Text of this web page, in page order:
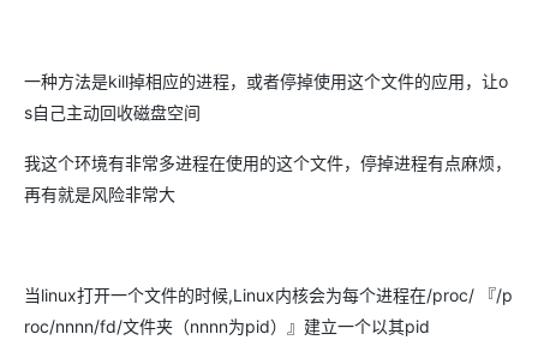
一种方法是kill掉相应的进程，或者停掉使用这个文件的应用，让o
s自己主动回收磁盘空间
我这个环境有非常多进程在使用的这个文件，停掉进程有点麻烦，
再有就是风险非常大
当linux打开一个文件的时候,Linux内核会为每个进程在/proc/ 『/p
roc/nnnn/fd/文件夹（nnnn为pid）』建立一个以其pid